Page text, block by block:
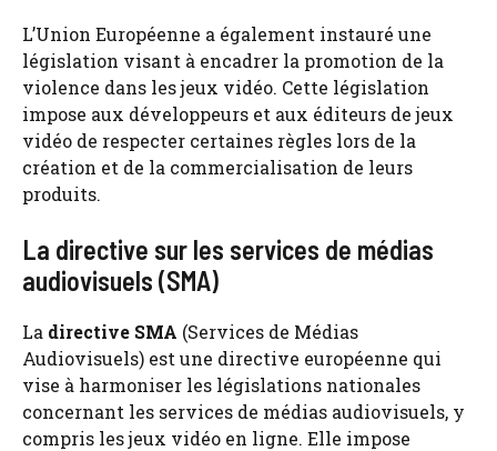
L’Union Européenne a également instauré une
législation visant à encadrer la promotion de la
violence dans les jeux vidéo. Cette législation
impose aux développeurs et aux éditeurs de jeux
vidéo de respecter certaines règles lors de la
création et de la commercialisation de leurs
produits.
La directive sur les services de médias
audiovisuels (SMA)
La directive SMA (Services de Médias
Audiovisuels) est une directive européenne qui
vise à harmoniser les législations nationales
concernant les services de médias audiovisuels, y
compris les jeux vidéo en ligne. Elle impose